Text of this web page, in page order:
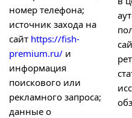
номер телефона;
источник захода на
сайт https://fish-
premium.ru/ и
информация
поискового или
рекламного запроса;
данные о